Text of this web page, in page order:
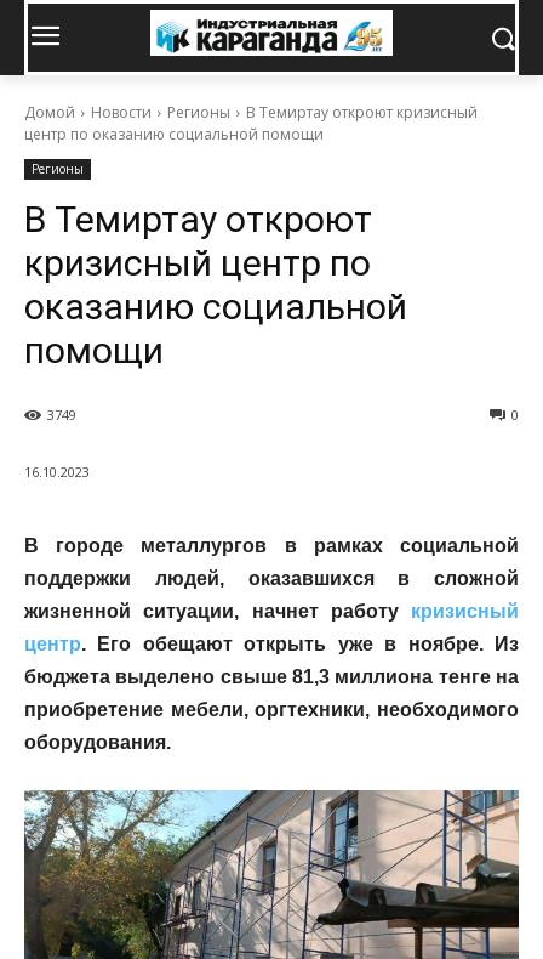
Домой Новости Регионы
В Темиртау откроют кризисный
центр по оказанию социальной помощи
Регионы
В Темиртау откроют
кризисный центр по
оказанию социальной
помощи
0
3749
16.10.2023
В городе металлургов в рамках социальной
поддержки людей, оказавшихся в сложной
жизненной ситуации, начнет работу кризисный
центр. Его обещают открыть уже в ноябре. Из
бюджета выделено свыше 81,3 миллиона тенге на
приобретение мебели, оргтехники, необходимого
оборудования.